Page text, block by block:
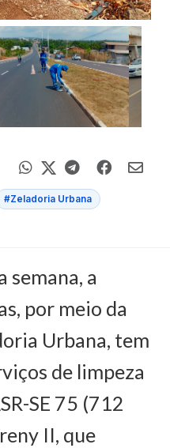
#Zeladoria Urbana
semana, a
por meio da
Urbana, tem
de limpeza
SE 75 (712
II, que